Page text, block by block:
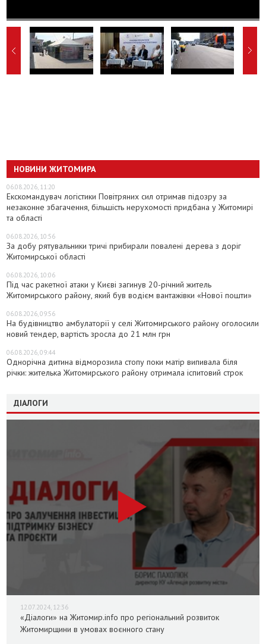
НОВИНИ ЖИТОМИРА
06.08.2026, 11:20
Екскомандувач логістики Повітряних сил отримав підозру за
незаконне збагачення, більшість нерухомості придбана у Житомирі
та області
06.08.2026, 10:56
За добу рятувальники тричі прибирали повалені дерева з доріг
Житомирської області
06.08.2026, 10:06
Під час ракетної атаки у Києві загинув 20-річний житель
Житомирського району, який був водієм вантажівки «Нової пошти»
06.08.2026, 09:56
На будівництво амбулаторії у селі Житомирського району оголосили
новий тендер, вартість зросла до 21 млн грн
06.08.2026, 09:44
Однорічна дитина відморозила стопу поки матір випивала біля
річки: жителька Житомирського району отримала іспитовий строк
ДІАЛОГИ
12.07.2024, 12:36
«Діалоги» на Житомир.info про регіональний розвиток
Житомирщини в умовах воєнного стану